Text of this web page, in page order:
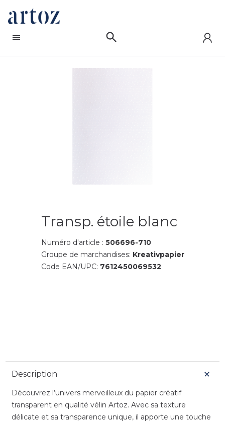
Transp. étoile blanc
Numéro d'article : 506696-710
Groupe de marchandises: Kreativpapier
Code EAN/UPC: 7612450069532
Description
Découvrez l’univers merveilleux du papier créatif
transparent en qualité vélin Artoz. Avec sa texture
délicate et sa transparence unique, il apporte une touche